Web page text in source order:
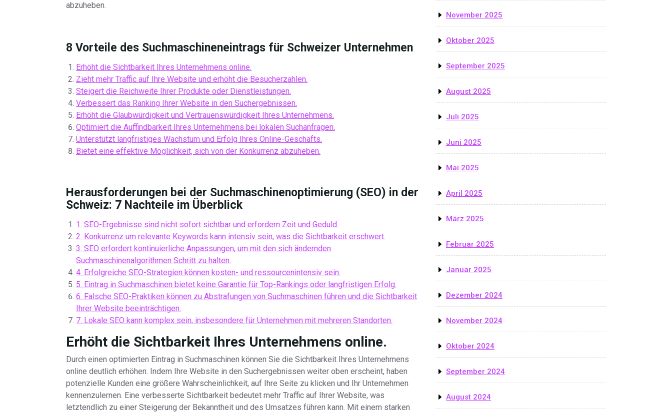
abzuheben.
8 Vorteile des Suchmaschineneintrags für Schweizer Unternehmen
Erhöht die Sichtbarkeit Ihres Unternehmens online.
Zieht mehr Traffic auf Ihre Website und erhöht die Besucherzahlen.
Steigert die Reichweite Ihrer Produkte oder Dienstleistungen.
Verbessert das Ranking Ihrer Website in den Suchergebnissen.
Erhöht die Glaubwürdigkeit und Vertrauenswürdigkeit Ihres Unternehmens.
Optimiert die Auffindbarkeit Ihres Unternehmens bei lokalen Suchanfragen.
Unterstützt langfristiges Wachstum und Erfolg Ihres Online-Geschäfts.
Bietet eine effektive Möglichkeit, sich von der Konkurrenz abzuheben.
Herausforderungen bei der Suchmaschinenoptimierung (SEO) in der
Schweiz: 7 Nachteile im Überblick
1. SEO-Ergebnisse sind nicht sofort sichtbar und erfordern Zeit und Geduld.
2. Konkurrenz um relevante Keywords kann intensiv sein, was die Sichtbarkeit erschwert.
3. SEO erfordert kontinuierliche Anpassungen, um mit den sich ändernden
Suchmaschinenalgorithmen Schritt zu halten.
4. Erfolgreiche SEO-Strategien können kosten- und ressourcenintensiv sein.
5. Eintrag in Suchmaschinen bietet keine Garantie für Top-Rankings oder langfristigen Erfolg.
6. Falsche SEO-Praktiken können zu Abstrafungen von Suchmaschinen führen und die Sichtbarkeit
Ihrer Website beeinträchtigen.
7. Lokale SEO kann komplex sein, insbesondere für Unternehmen mit mehreren Standorten.
Erhöht die Sichtbarkeit Ihres Unternehmens online.
Durch einen optimierten Eintrag in Suchmaschinen können Sie die Sichtbarkeit Ihres Unternehmens
online deutlich erhöhen. Indem Ihre Website in den Suchergebnissen weiter oben erscheint, haben
potenzielle Kunden eine größere Wahrscheinlichkeit, auf Ihre Seite zu klicken und Ihr Unternehmen
kennenzulernen. Eine verbesserte Sichtbarkeit bedeutet mehr Traffic auf Ihrer Website, was
letztendlich zu einer Steigerung der Bekanntheit und des Umsatzes führen kann. Mit einem starken
November 2025
Oktober 2025
September 2025
August 2025
Juli 2025
Juni 2025
Mai 2025
April 2025
März 2025
Februar 2025
Januar 2025
Dezember 2024
November 2024
Oktober 2024
September 2024
August 2024